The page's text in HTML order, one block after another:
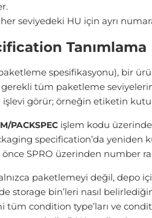
seviyedeki HU için ayrı
Tanımlama
spesifikasyonu), bir
tüm paketleme
görür; örneğin etiketin
PACKSPEC işlem kodu
specification’da
önce SPRO üzerinden number
paketlemeyi değil, depo
storage bin’leri nasıl
tüm condition type’ları ve